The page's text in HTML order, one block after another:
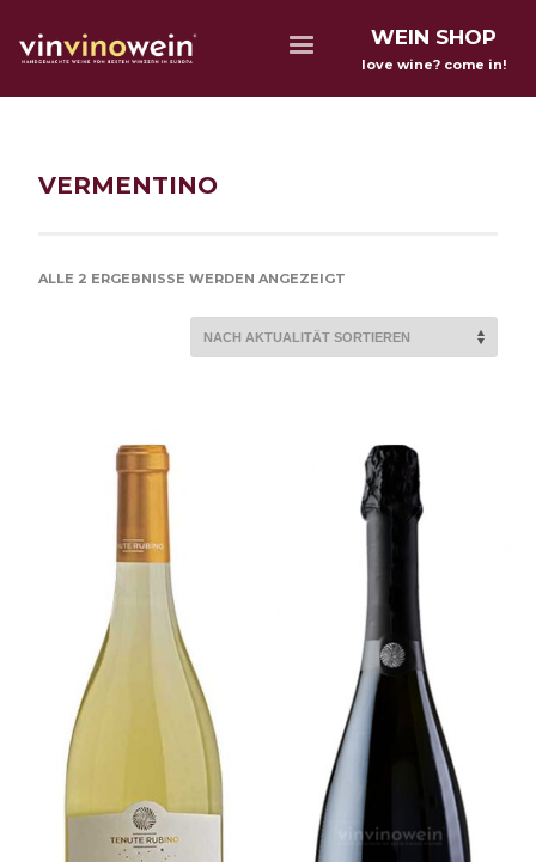
WEIN SHOP
love wine? come in!
VERMENTINO
ALLE 2 ERGEBNISSE WERDEN ANGEZEIGT
SORTIERT